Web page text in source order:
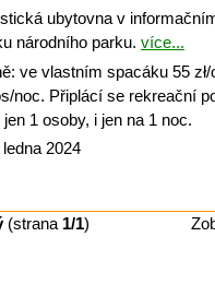
ubytovna v
národního parku. více...
ve vlastním spacáku 55
noc. Připlácí se rekreační
1 osoby, i jen na 1 noc.
ledna 2024
(strana 1/1)